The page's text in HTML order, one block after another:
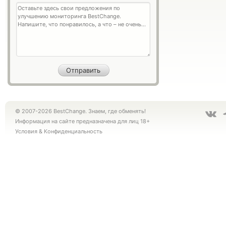
© 2007-2026 BestChange. Знаем, где обменять!
Информация на сайте предназначена для лиц 18+
Условия & Конфиденциальность